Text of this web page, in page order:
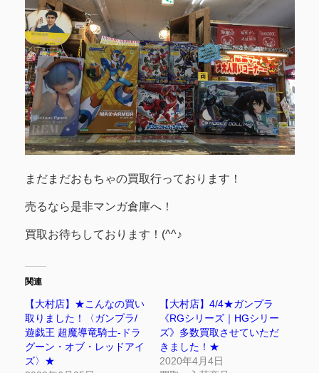
まだまだおもちゃの買取行っております！
売るなら是非マンガ倉庫へ！
買取お待ちしております！(^^♪
関連
【大村店】★こんなの買い
取りました！〈ガンプラ/
遊戯王 超魔導竜騎士-ドラ
グーン・オブ・レッドアイ
ズ〉★
【大村店】4/4★ガンプラ
《RGシリーズ｜HGシリー
ズ》多数買取させていただ
きました！★
2020年4月4日